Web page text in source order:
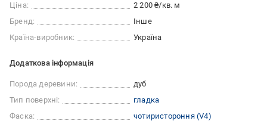
Ціна:
2 200 ₴/кв. м
Бренд:
Інше
Країна-виробник:
Україна
Додаткова інформація
Порода деревини:
дуб
Тип поверхні:
гладка
Фаска:
чотиристороння (V4)